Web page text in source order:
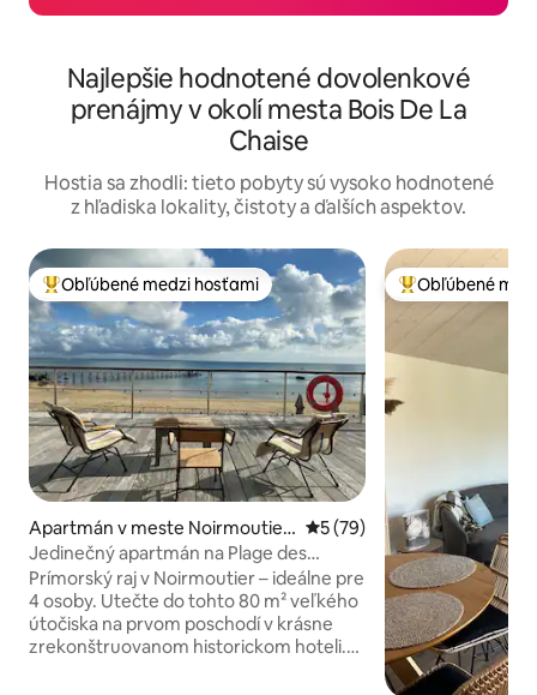
Najlepšie hodnotené dovolenkové
prenájmy v okolí mesta Bois De La
Chaise
Hostia sa zhodli: tieto pobyty sú vysoko hodnotené
z hľadiska lokality, čistoty a ďalších aspektov.
Najobľúbenejšie medzi hosťami
Obľúbené medzi hosťami
Apartmán v meste Noirmoutier
-en-l'Île
Priemerné ohodnotenie 5
5 (79)
Jedinečný apartmán na Plage des
Dames
Prímorský raj v Noirmoutier – ideálne pre
4 osoby. Utečte do tohto 80 m² veľkého
útočiska na prvom poschodí v krásne
zrekonštruovanom historickom hoteli.
Najobľúbenejšie
Obľúbené